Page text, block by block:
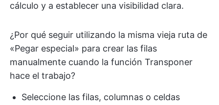
cálculo y a establecer una visibilidad clara.
¿Por qué seguir utilizando la misma vieja ruta de
«Pegar especial» para crear las filas
manualmente cuando la función Transponer
hace el trabajo?
Seleccione las filas, columnas o celdas